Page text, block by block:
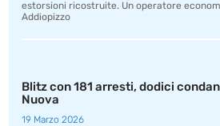
estorsioni ricostruite. Un operatore
Addiopizzo
Blitz con 181 arresti, dodici
Nuova
19 Marzo 2026